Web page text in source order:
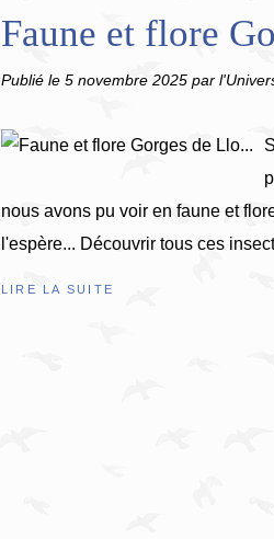
Faune et flore
Publié le 5 novembre 2025 par
nous avons pu voir en faune et
l'espère... Découvrir tous ces
LIRE LA SUITE